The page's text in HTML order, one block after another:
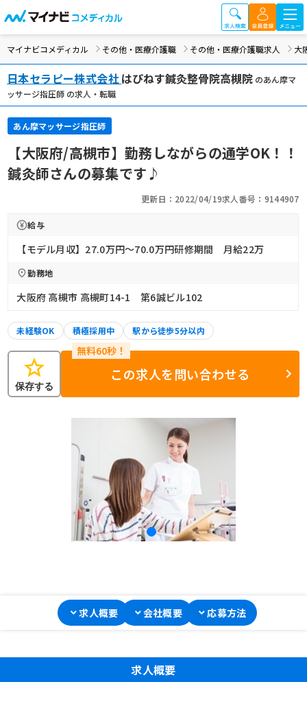
マイナビコメディカル その他・医療介護職 その他・医療介護職求人 大
日本セラピー株式会社はぴねす鍼灸整骨院高槻院 のあん摩マ
ッサージ指圧師 の求人・転職
あん摩マッサージ指圧師
【大阪府/高槻市】勤務しながらの通学OK！！
鍼灸師さんの募集です♪
更新日：2022/04/19求人番号：9144907
給与
【モデル月収】27.0万円〜70.0万円研修期間 月給22万
勤務地
大阪府 高槻市 高槻町14-1 第6誠ビル102
未経験OK 積極採用中 駅から徒歩5分以内
star
保存する
この求人を問い合わせる
求人概要 会社概要 応募方法
求人概要